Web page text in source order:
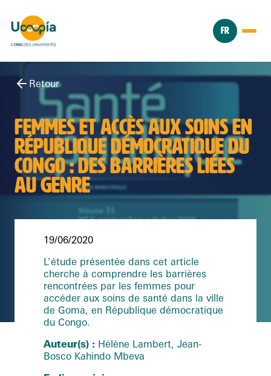
FR
Retour
FEMMES ET ACCÈS AUX SOINS EN
RÉPUBLIQUE DÉMOCRATIQUE DU
CONGO : DES BARRIÈRES LIÉES
AU GENRE
19/06/2020
L’étude présentée dans cet article
cherche à comprendre les barrières
rencontrées par les femmes pour
accéder aux soins de santé dans la ville
de Goma, en République démocratique
du Congo.
Auteur(s) : Hélène Lambert, Jean-
Bosco Kahindo Mbeva